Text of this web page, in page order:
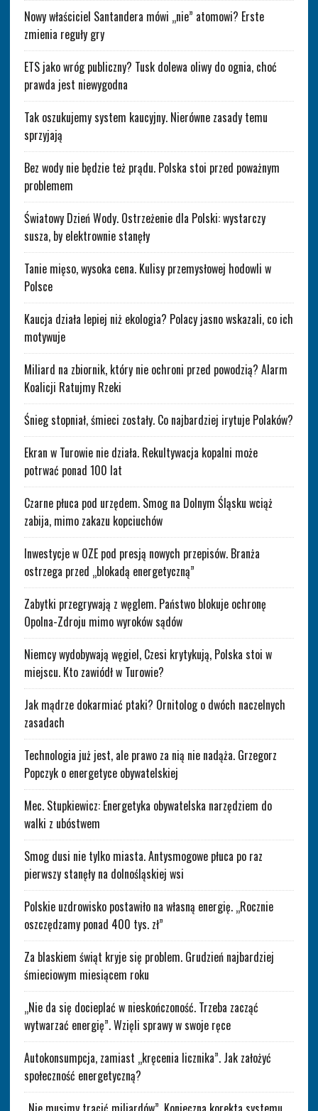
Nowy właściciel Santandera mówi „nie” atomowi? Erste
zmienia reguły gry
ETS jako wróg publiczny? Tusk dolewa oliwy do ognia, choć
prawda jest niewygodna
Tak oszukujemy system kaucyjny. Nierówne zasady temu
sprzyjają
Bez wody nie będzie też prądu. Polska stoi przed poważnym
problemem
Światowy Dzień Wody. Ostrzeżenie dla Polski: wystarczy
susza, by elektrownie stanęły
Tanie mięso, wysoka cena. Kulisy przemysłowej hodowli w
Polsce
Kaucja działa lepiej niż ekologia? Polacy jasno wskazali, co ich
motywuje
Miliard na zbiornik, który nie ochroni przed powodzią? Alarm
Koalicji Ratujmy Rzeki
Śnieg stopniał, śmieci zostały. Co najbardziej irytuje Polaków?
Ekran w Turowie nie działa. Rekultywacja kopalni może
potrwać ponad 100 lat
Czarne płuca pod urzędem. Smog na Dolnym Śląsku wciąż
zabija, mimo zakazu kopciuchów
Inwestycje w OZE pod presją nowych przepisów. Branża
ostrzega przed „blokadą energetyczną”
Zabytki przegrywają z węglem. Państwo blokuje ochronę
Opolna-Zdroju mimo wyroków sądów
Niemcy wydobywają węgiel, Czesi krytykują, Polska stoi w
miejscu. Kto zawiódł w Turowie?
Jak mądrze dokarmiać ptaki? Ornitolog o dwóch naczelnych
zasadach
Technologia już jest, ale prawo za nią nie nadąża. Grzegorz
Popczyk o energetyce obywatelskiej
Mec. Stupkiewicz: Energetyka obywatelska narzędziem do
walki z ubóstwem
Smog dusi nie tylko miasta. Antysmogowe płuca po raz
pierwszy stanęły na dolnośląskiej wsi
Polskie uzdrowisko postawiło na własną energię. „Rocznie
oszczędzamy ponad 400 tys. zł”
Za blaskiem świąt kryje się problem. Grudzień najbardziej
śmieciowym miesiącem roku
„Nie da się docieplać w nieskończoność. Trzeba zacząć
wytwarzać energię”. Wzięli sprawy w swoje ręce
Autokonsumpcja, zamiast „kręcenia licznika”. Jak założyć
społeczność energetyczną?